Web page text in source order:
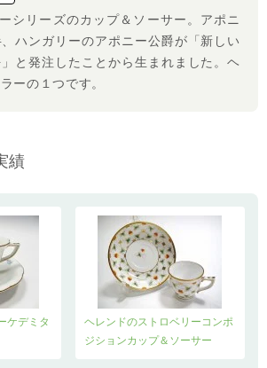
シリーズのカップ＆ソーサー。アポニ
ハンガリーのアポニー公爵が「新しい
と発注したことから生まれました。ヘ
ーの１つです。
績
ケデミタ
ヘレンドのストロベリーコンポ
ジションカップ＆ソーサー